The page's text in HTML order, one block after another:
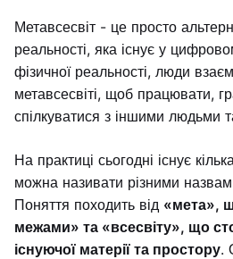
Метавсесвіт - це просто
реальності, яка існує у
фізичної реальності, люди
метавсесвіті, щоб працювати,
спілкуватися з іншими людьми
На практиці сьогодні існує
можна називати різними
Поняття походить від «мета»,
межами» та «всесвіту», що
існуючої матерії та простору.